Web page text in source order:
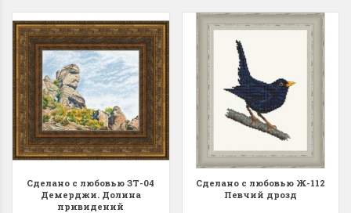
Сделано с любовью ЗТ-04
Демерджи. Долина
привидений
Сделано с любовью Ж-112
Певчий дрозд